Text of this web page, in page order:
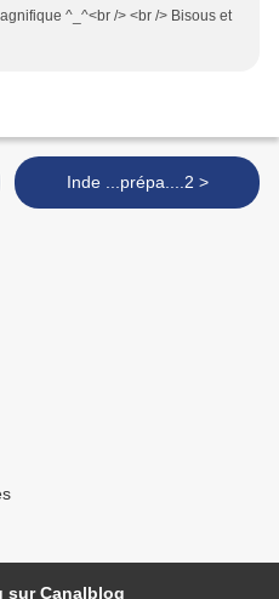
^_^<br /> <br /> Bisous et
Inde ...prépa....2 >
sur Canalblog